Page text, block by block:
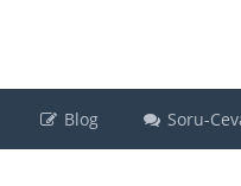
Blog Soru-